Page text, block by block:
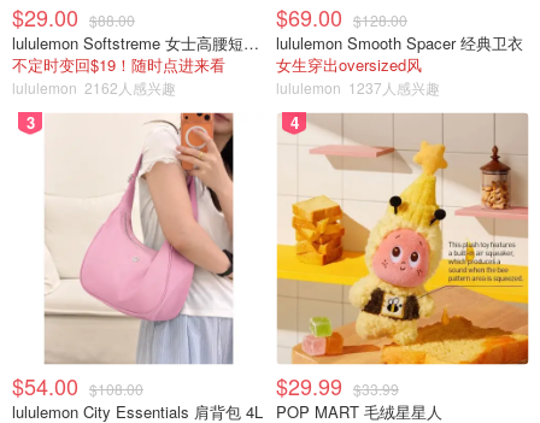
<制作墨西哥皮>
1. 先用电动打蛋器打发牛油，飞到碗边的用刮刀清一清。这
里因为墨西哥皮不能太稀，所以要用冷藏的牛油。
2.筛入一半的糖粉，先开慢速打发防止飞出。打发均匀后可
$29.00 $88.00
lululemon Softstreme 女士高腰短裤 10cm
不定时变回$19！随时点进来看
lululemon 2162人感兴趣
$69.00 $128.00
lululemon Smooth Spacer 经典卫衣
女生穿出oversized风
lululemon 1237人感兴趣
3
$54.00 $108.00
lululemon City Essentials 肩背包 4L
4
$29.99 $33.99
POP MART 毛绒星星人